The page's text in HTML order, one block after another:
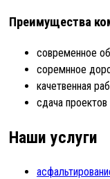
Преимущества
современное
соремнное
качетвенная
сдача
Наши услуги